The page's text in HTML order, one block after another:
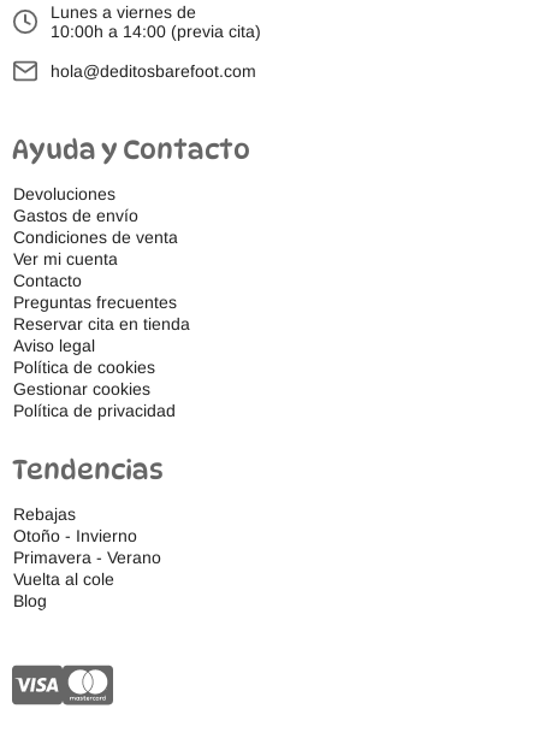
Lunes a viernes de
10:00h a 14:00 (previa cita)
hola@deditosbarefoot.com
Ayuda y Contacto
Devoluciones
Gastos de envío
Condiciones de venta
Ver mi cuenta
Contacto
Preguntas frecuentes
Reservar cita en tienda
Aviso legal
Política de cookies
Gestionar cookies
Política de privacidad
Tendencias
Rebajas
Otoño - Invierno
Primavera - Verano
Vuelta al cole
Blog